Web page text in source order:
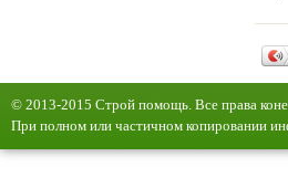
© 2013-2015 Строй помощь. Все права
При полном или частичном копировании